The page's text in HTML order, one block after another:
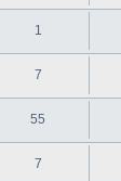
1
7
55
7